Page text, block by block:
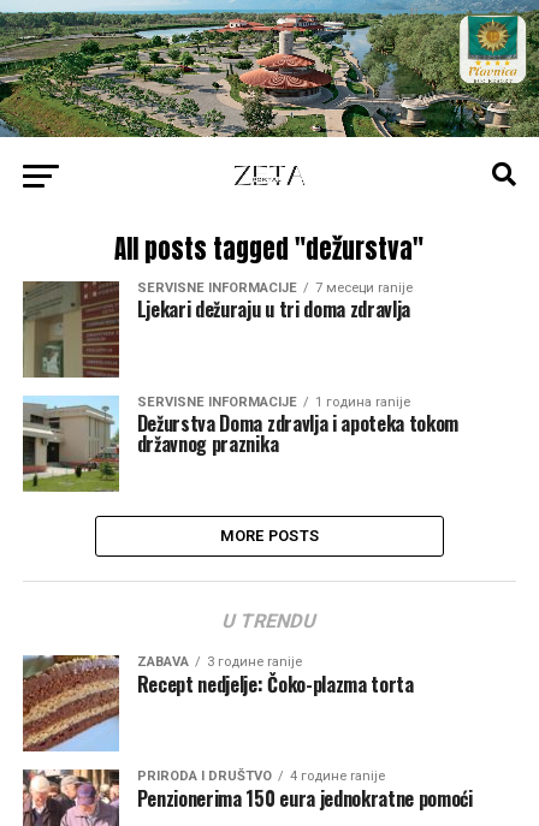
All posts tagged "dežurstva"
SERVISNE INFORMACIJE 7 месеци ranije
Ljekari dežuraju u tri doma zdravlja
SERVISNE INFORMACIJE 1 година ranije
Dežurstva Doma zdravlja i apoteka tokom
državnog praznika
MORE POSTS
U TRENDU
ZABAVA 3 године ranije
Recept nedjelje: Čoko-plazma torta
PRIRODA I DRUŠTVO 4 године ranije
Penzionerima 150 eura jednokratne pomoći